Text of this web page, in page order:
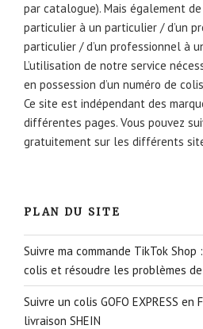
par catalogue). Mais également de
particulier à un particulier / d’un
particulier / d’un professionnel à
L’utilisation de notre service
en possession d’un numéro de
Ce site est indépendant des
différentes pages. Vous pouvez
gratuitement sur les différents
PLAN DU SITE
Suivre ma commande TikTok
colis et résoudre les problèmes
Suivre un colis GOFO EXPRESS
livraison SHEIN